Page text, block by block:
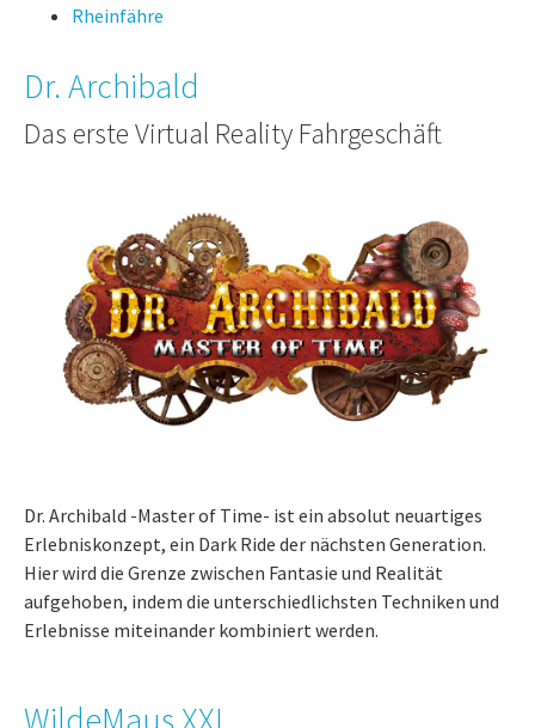
Rheinfähre
Dr. Archibald
Das erste Virtual Reality Fahrgeschäft
Dr. Archibald -Master of Time- ist ein absolut neuartiges
Erlebniskonzept, ein Dark Ride der nächsten Generation.
Hier wird die Grenze zwischen Fantasie und Realität
aufgehoben, indem die unterschiedlichsten Techniken und
Erlebnisse miteinander kombiniert werden.
WildeMaus XXL